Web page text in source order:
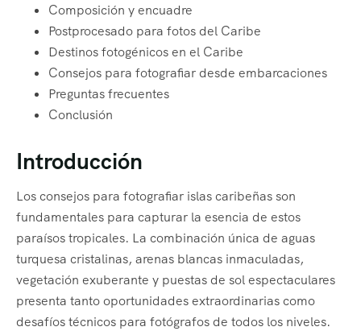
Composición y encuadre
Postprocesado para fotos del Caribe
Destinos fotogénicos en el Caribe
Consejos para fotografiar desde embarcaciones
Preguntas frecuentes
Conclusión
Introducción
Los consejos para fotografiar islas caribeñas son
fundamentales para capturar la esencia de estos
paraísos tropicales. La combinación única de aguas
turquesa cristalinas, arenas blancas inmaculadas,
vegetación exuberante y puestas de sol espectaculares
presenta tanto oportunidades extraordinarias como
desafíos técnicos para fotógrafos de todos los niveles.